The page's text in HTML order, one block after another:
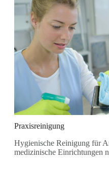
Praxisreinigung
Hygienische Reinigung für
medizinische Einrichtungen